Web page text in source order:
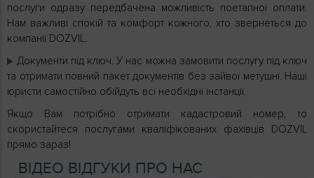
послуги одразу передбачена можливість поетапної оплати.
Нам важливі спокій та комфорт кожного, хто звернеться до
компанії DOZVIL.
Документи під ключ. У нас можна замовити послугу під ключ
та отримати повний пакет документів без зайвої метушні. Наші
юристи самостійно обійдуть всі необхідні інстанції.
Якщо Вам потрібно отримати кадастровий номер, то
скористайтеся послугами кваліфікованих фахівців DOZVIL
прямо зараз!
ВІДЕО ВІДГУКИ ПРО НАС